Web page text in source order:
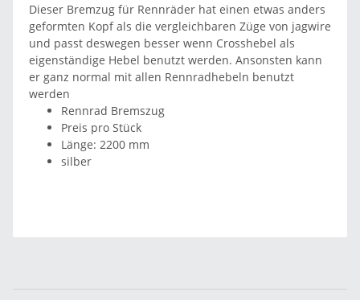
Dieser Bremzug für Rennräder hat einen etwas anders
geformten Kopf als die vergleichbaren Züge von jagwire
und passt deswegen besser wenn Crosshebel als
eigenständige Hebel benutzt werden. Ansonsten kann
er ganz normal mit allen Rennradhebeln benutzt
werden
Rennrad Bremszug
Preis pro Stück
Länge: 2200 mm
silber